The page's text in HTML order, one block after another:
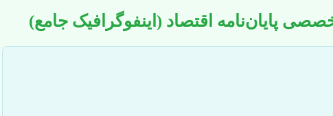
پایان‌نامه اقتصاد (اینفوگرافیک جامع)